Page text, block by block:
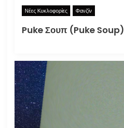
Νέες Κυκλοφορίες Φανζίν
Puke Σουπ (Puke Soup)